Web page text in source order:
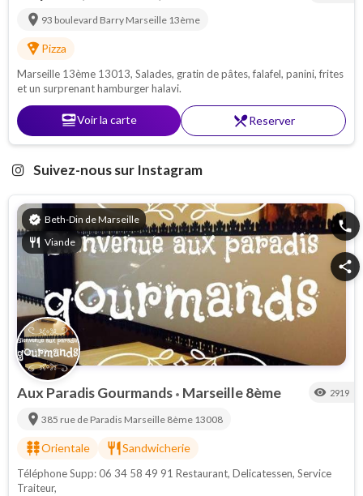
location_on 93 boulevard Barry Marseille 13ème
local_pizzaPizza
Marseille 13ème 13013, Salades, gratin de pâtes, falafel, panini, frites
et un surprenant hamburger halavi.
set_mealVoir la carte restaurant_menuReserver
Suivez-nous sur Instagram
verified Beth-Din de Marseille
restaurant Viande
phone
share
Aux Paradis Gourmands • Marseille 8ème visibility 2919
location_on 385 rue de Paradis Marseille 8ème 13008
kebab_diningOrientale restaurant Sandwicherie
Téléphone Supp: 06 34 58 49 91 Restaurant, Delicatessen, Service
Traiteur,